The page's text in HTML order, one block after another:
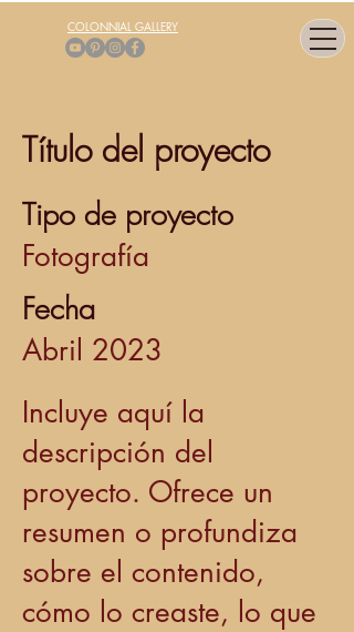
COLONNIAL GALLERY
Título del proyecto
Tipo de proyecto
Fotografía
Fecha
Abril 2023
Incluye aquí la
descripción del
proyecto. Ofrece un
resumen o profundiza
sobre el contenido,
cómo lo creaste, lo que